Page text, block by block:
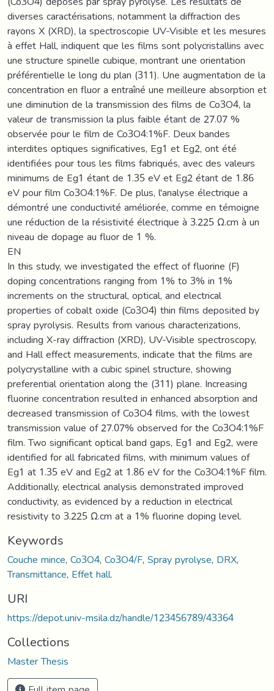
diverses caractérisations, notamment la diffraction des
rayons X (XRD), la spectroscopie UV-Visible et les mesures
à effet Hall, indiquent que les films sont polycristallins avec
une structure spinelle cubique, montrant une orientation
préférentielle le long du plan (311). Une augmentation de la
concentration en fluor a entraîné une meilleure absorption et
une diminution de la transmission des films de Co3O4, la
valeur de transmission la plus faible étant de 27.07 %
observée pour le film de Co3O4:1%F. Deux bandes
interdites optiques significatives, Eg1 et Eg2, ont été
identifiées pour tous les films fabriqués, avec des valeurs
minimums de Eg1 étant de 1.35 eV et Eg2 étant de 1.86
eV pour film Co3O4:1%F. De plus, l'analyse électrique a
démontré une conductivité améliorée, comme en témoigne
une réduction de la résistivité électrique à 3.225 Ω.cm à un
niveau de dopage au fluor de 1 %.
EN
In this study, we investigated the effect of fluorine (F)
doping concentrations ranging from 1% to 3% in 1%
increments on the structural, optical, and electrical
properties of cobalt oxide (Co3O4) thin films deposited by
spray pyrolysis. Results from various characterizations,
including X-ray diffraction (XRD), UV-Visible spectroscopy,
and Hall effect measurements, indicate that the films are
polycrystalline with a cubic spinel structure, showing
preferential orientation along the (311) plane. Increasing
fluorine concentration resulted in enhanced absorption and
decreased transmission of Co3O4 films, with the lowest
transmission value of 27.07% observed for the Co3O4:1%F
film. Two significant optical band gaps, Eg1 and Eg2, were
identified for all fabricated films, with minimum values of
Eg1 at 1.35 eV and Eg2 at 1.86 eV for the Co3O4:1%F film.
Additionally, electrical analysis demonstrated improved
conductivity, as evidenced by a reduction in electrical
resistivity to 3.225 Ω.cm at a 1% fluorine doping level.
Keywords
Couche mince,Co3O4,Co3O4/F,Spray pyrolyse, DRX,
Transmittance, Effet hall.
URI
https://depot.univ-msila.dz/handle/123456789/43364
Collections
Master Thesis